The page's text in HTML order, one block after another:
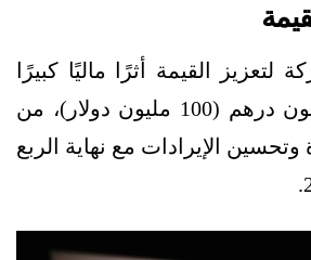
لتعزيز القيمة أثرًا ماليًا كبيرًا
يزيد على 367 مليون درهم (100 مليون دولار)، من
وتحسين الإيرادات مع نهاية الربع